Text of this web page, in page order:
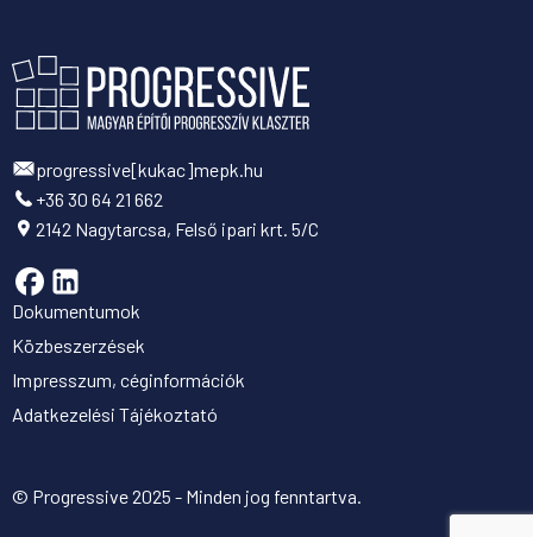
progressive[kukac]mepk.hu
+36 30 64 21 662
2142 Nagytarcsa, Felső ipari krt. 5/C
Dokumentumok
Közbeszerzések
Impresszum, céginformációk
Adatkezelési Tájékoztató
© Progressive 2025 - Minden jog fenntartva.